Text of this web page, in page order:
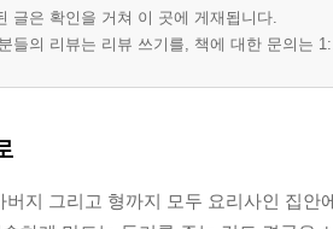
글은 확인을 거쳐 이 곳에 게재됩니다.
들의 리뷰는 리뷰 쓰기를, 책에 대한 문의는
버지 그리고 형까지 모두 요리사인 집